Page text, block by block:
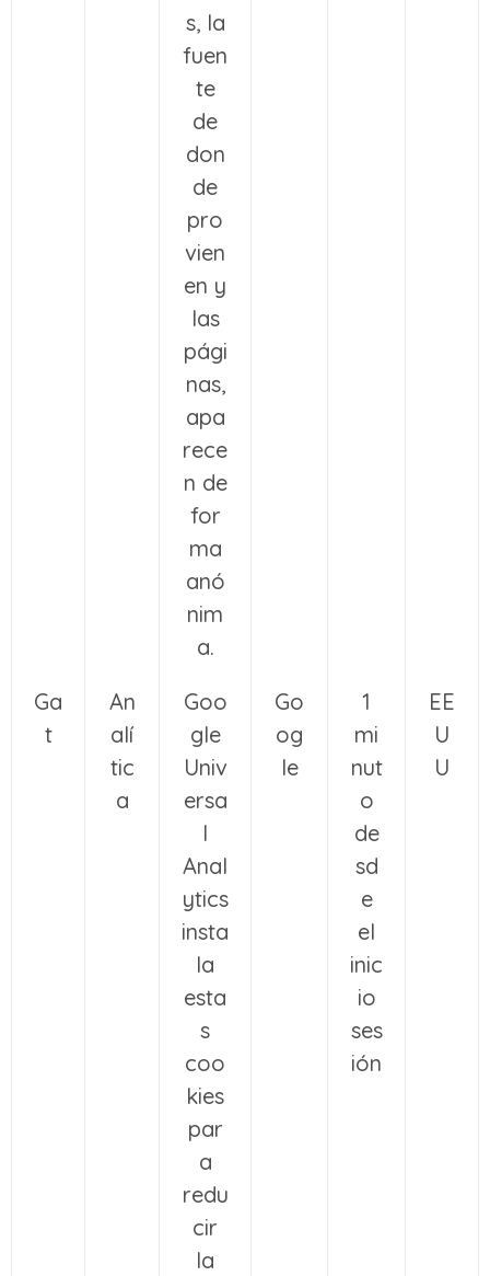
s, la
fuen
te
de
don
de
pro
vien
en y
las
pági
nas,
apa
rece
n de
for
ma
anó
nim
a.
Ga
t
An
alí
tic
a
Goo
gle
Univ
ersa
l
Anal
ytics
insta
la
esta
s
coo
kies
par
a
redu
cir
la
Go
og
le
1
mi
nut
o
de
sd
e
el
inic
io
ses
ión
EE
U
U